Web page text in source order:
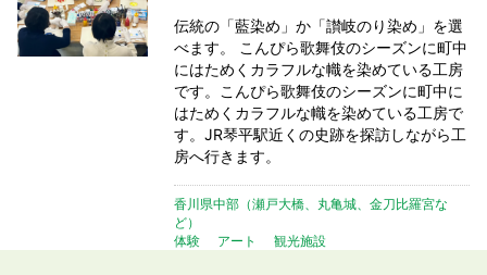
伝統の「藍染め」か「讃岐のり染め」を選
べます。 こんぴら歌舞伎のシーズンに町中
にはためくカラフルな幟を染めている工房
です。こんぴら歌舞伎のシーズンに町中に
はためくカラフルな幟を染めている工房で
す。JR琴平駅近くの史跡を探訪しながら工
房へ行きます。
香川県中部（瀬戸大橋、丸亀城、金刀比羅宮な
ど）
体験
アート 観光施設